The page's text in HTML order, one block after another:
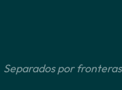
Separados por